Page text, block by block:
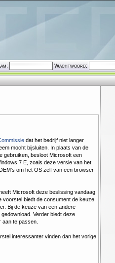
Wachtwoord:
dat het bedrijf niet langer
mocht bijsluiten. In plaats van de
gebruiken, besloot Microsoft een
7 E, zoals deze versie van het
om het OS zelf van een browser
Microsoft deze beslissing vandaag
voorstel biedt de consument de keuze
Bij de keuze van een andere
Verder biedt deze
te passen.
interessanter vinden dan het vorige